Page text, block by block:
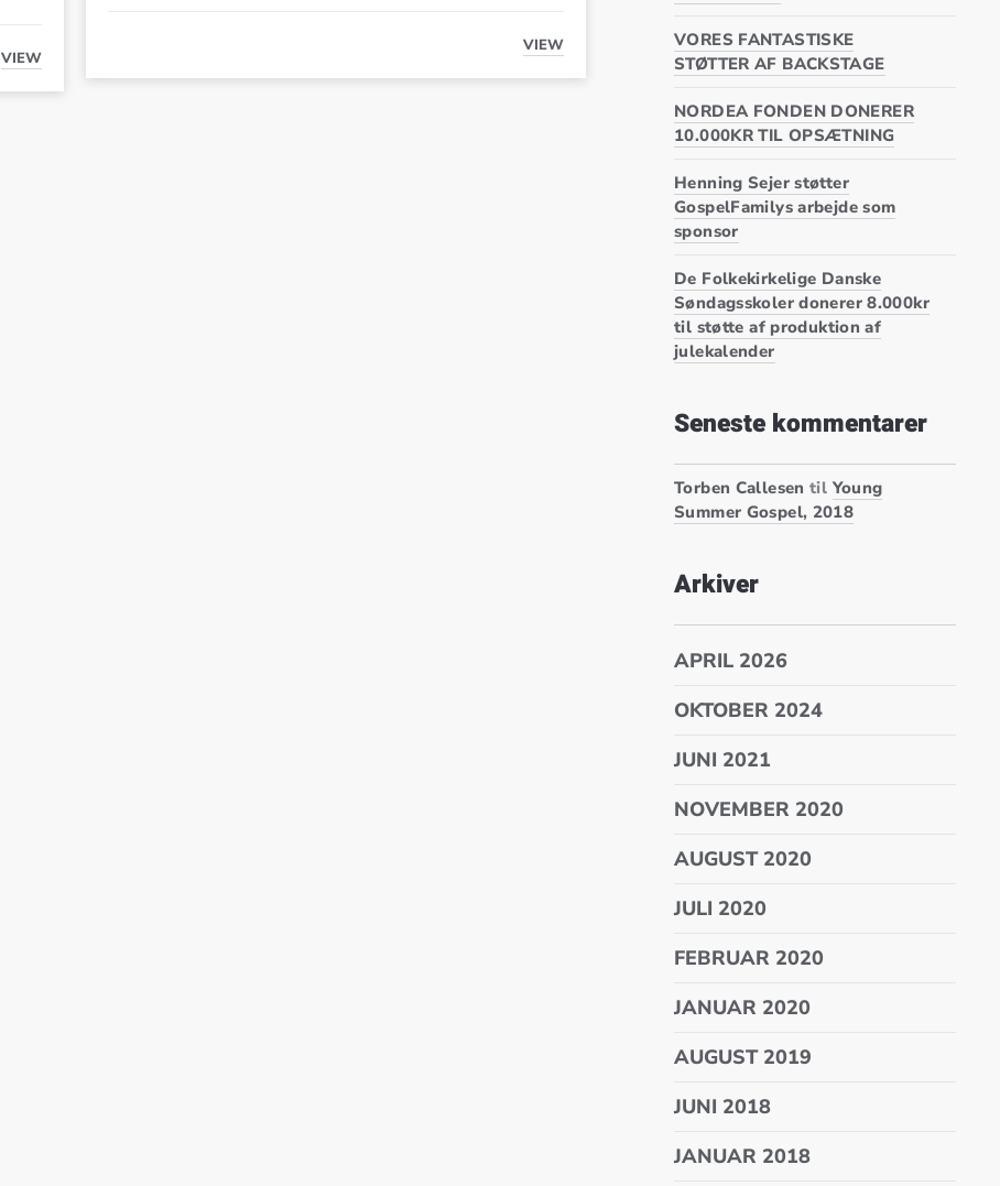
VIEWFEST MED GOSPELTEENS PÅ MULTIBANEN I AABENRAA
VIEWFEEEEED GOSPELGUDSTJENESTE!
VORES FANTASTISKE
STØTTER AF BACKSTAGE
NORDEA FONDEN DONERER
10.000KR TIL OPSÆTNING
Henning Sejer støtter
GospelFamilys arbejde som
sponsor
De Folkekirkelige Danske
Søndagsskoler donerer 8.000kr
til støtte af produktion af
julekalender
Seneste kommentarer
Torben Callesen tilYoung
Summer Gospel, 2018
Arkiver
APRIL 2026
OKTOBER 2024
JUNI 2021
NOVEMBER 2020
AUGUST 2020
JULI 2020
FEBRUAR 2020
JANUAR 2020
AUGUST 2019
JUNI 2018
JANUAR 2018